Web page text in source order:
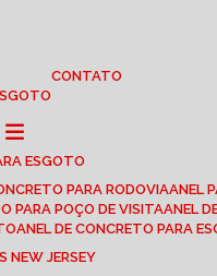
CONTATO
ESGOTO
PARA RODOVIA
ANEL
PARA POÇO DE VISITA ANEL
ANEL DE CONCRETO PARA
NEW JERSEY